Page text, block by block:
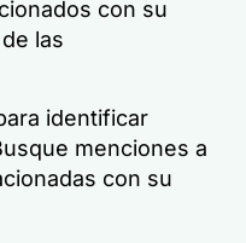
con su
las
identificar
menciones a
con su